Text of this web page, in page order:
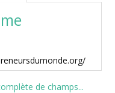
de champs...